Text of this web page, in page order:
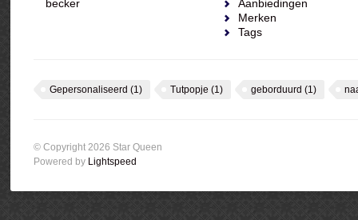
becker
Aanbiedingen
Merken
Tags
Gepersonaliseerd (1) Tutpopje (1) geborduurd (1)
© Copyright 2026 Star Queen
Powered by Lightspeed